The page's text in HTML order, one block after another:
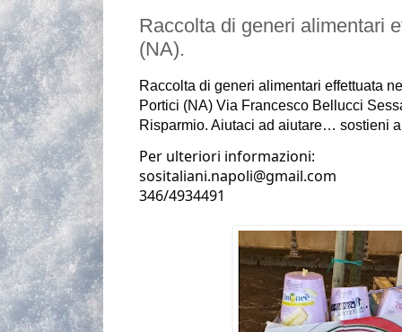
Raccolta di generi alimentari
(NA).
Raccolta di generi alimentari effettuata
Portici (NA) Via Francesco Bellucci
Risparmio. Aiutaci ad aiutare… sostieni
Per ulteriori informazioni:
sositaliani.napoli@gmail.com
346/4934491